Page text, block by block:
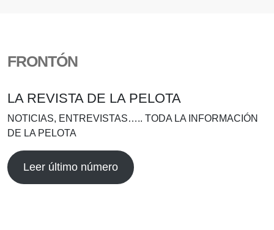
FRONTÓN
LA REVISTA DE LA PELOTA
NOTICIAS, ENTREVISTAS….. TODA LA INFORMACIÓN
DE LA PELOTA
Leer último número